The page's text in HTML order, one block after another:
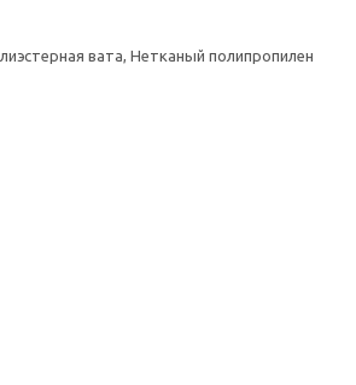
вата, Нетканый полипропилен